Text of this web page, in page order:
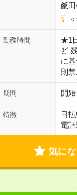
飯
勤務時間
★1
ど
に
則
期間 開
特徴 日
電
気にな